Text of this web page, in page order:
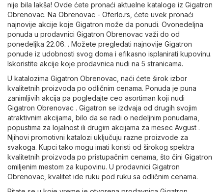
nije bila lakša! Ovde ćete pronaći aktuelne kataloge iz Gigatron
Obrenovac. Na Obrenovac - Oferlo.rs , ćete uvek pronaći
najnovije akcije koje Gigatron može da ponudi. Ovonedeljna
ponuda u prodavnici Gigatron Obrenovac važi do od
ponedeljka 22.06. . Možete pregledati najnovije Gigatron
ponude iz udobnosti svog doma i efikasno isplanirati kupovinu.
Iskoristite akcije koje prodavnica nudi na 5 stranicama.
U katalozima Gigatron Obrenovac, naći ćete širok izbor
kvalitetnih proizvoda po odličnim cenama. Ponuda je puna
zanimljivih akcija pa pogledajte ceo asortiman koji nudi
Gigatron Obrenovac . Gigatron se izdvaja od drugih svojim
atraktivnim akcijama, bilo da se radi o nedeljnim ponudama,
popustima za lojalnost ili drugim akcijama za mesec Avgust .
Njihovi promotivni katalozi uključuju razne proizvode za
svakoga. Kupci tako mogu imati koristi od širokog spektra
kvalitetnih proizvoda po pristupačnim cenama, što čini Gigatron
omiljenim mestom za kupovinu. U prodavnici Gigatron
Obrenovac, kvalitet ide ruku pod ruku sa odličnim cenama.